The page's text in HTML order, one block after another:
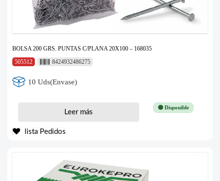
BOLSA 200 GRS. PUNTAS C/PLANA 20X100 – 168035
505512
8424932486275
10 Uds(Envase)
🟢 Disponible
Leer más
lista Pedidos